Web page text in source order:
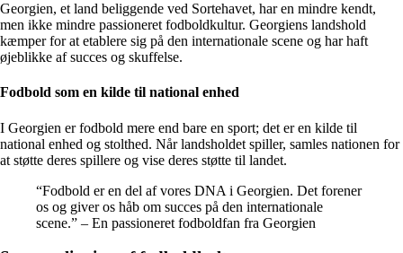
Georgien, et land beliggende ved Sortehavet, har en mindre kendt,
men ikke mindre passioneret fodboldkultur. Georgiens landshold
kæmper for at etablere sig på den internationale scene og har haft
øjeblikke af succes og skuffelse.
Fodbold som en kilde til national enhed
I Georgien er fodbold mere end bare en sport; det er en kilde til
national enhed og stolthed. Når landsholdet spiller, samles nationen for
at støtte deres spillere og vise deres støtte til landet.
“Fodbold er en del af vores DNA i Georgien. Det forener
os og giver os håb om succes på den internationale
scene.” – En passioneret fodboldfan fra Georgien